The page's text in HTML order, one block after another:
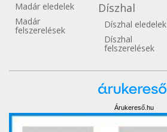
Madár eledelek
Madár
felszerelések
Díszhal
Díszhal eledelek
Díszhal
felszerelések
Árukereső.hu